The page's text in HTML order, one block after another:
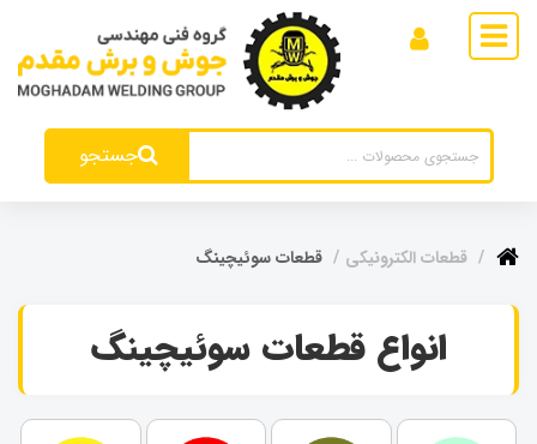
جستجو
قطعات الکترونیکی قطعات سوئیچینگ
انواع قطعات سوئیچینگ